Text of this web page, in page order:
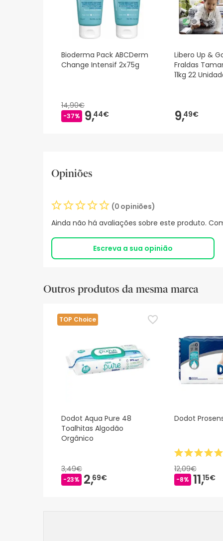
Bioderma Pack ABCDerm
Change Intensif 2x75g
14,90€
-37% 9,44€
Libero Up &
Fraldas
11kg 22
9,49€
Opiniões
(0 opiniões)
Ainda não há avaliações sobre este produto.
Escreva a sua opinião
Outros produtos da mesma marca
TOP Choice
Dodot Aqua Pure 48
Toalhitas Algodão
Orgânico
3,49€
-23% 2,69€
Dodot
12,09€
-8% 11,15€